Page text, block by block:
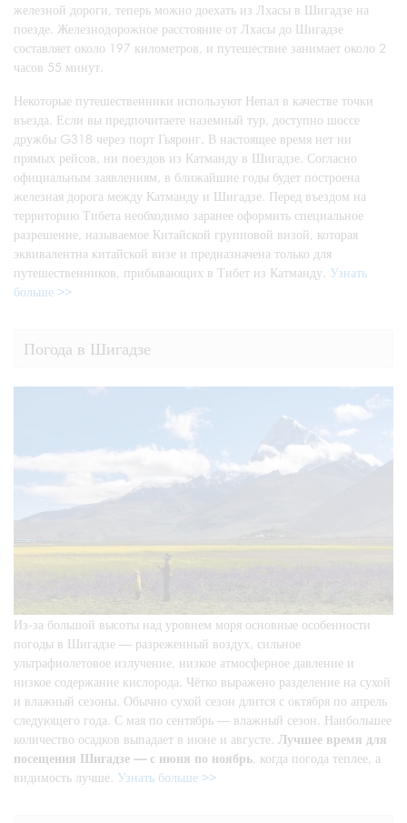
железной дороги, теперь можно доехать из Лхасы в Шигадзе на
поезде. Железнодорожное расстояние от Лхасы до Шигадзе
составляет около 197 километров, и путешествие занимает около 2
часов 55 минут.
Некоторые путешественники используют Непал в качестве точки
въезда. Если вы предпочитаете наземный тур, доступно шоссе
дружбы G318 через порт Гьяронг. В настоящее время нет ни
прямых рейсов, ни поездов из Катманду в Шигадзе. Согласно
официальным заявлениям, в ближайшие годы будет построена
железная дорога между Катманду и Шигадзе. Перед въездом на
территорию Тибета необходимо заранее оформить специальное
разрешение, называемое Китайской групповой визой, которая
эквивалентна китайской визе и предназначена только для
путешественников, прибывающих в Тибет из Катманду. Узнать
больше >>
Погода в Шигадзе
Из-за большой высоты над уровнем моря основные особенности
погоды в Шигадзе — разреженный воздух, сильное
ультрафиолетовое излучение, низкое атмосферное давление и
низкое содержание кислорода. Чётко выражено разделение на сухой
и влажный сезоны. Обычно сухой сезон длится с октября по апрель
следующего года. С мая по сентябрь — влажный сезон. Наибольшее
количество осадков выпадает в июне и августе. Лучшее время для
посещения Шигадзе — с июня по ноябрь, когда погода теплее, а
видимость лучше. Узнать больше >>